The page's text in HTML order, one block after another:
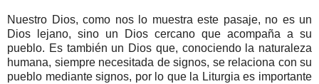
Nuestro Dios, como nos lo muestra este pasaje, no es un
Dios lejano, sino un Dios cercano que acompaña a su
pueblo. Es también un Dios que, conociendo la naturaleza
humana, siempre necesitada de signos, se relaciona con su
pueblo mediante signos, por lo que la Liturgia es importante